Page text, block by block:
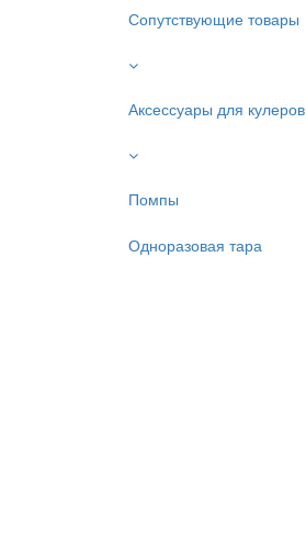
Сопутствующие товары
Аксессуары для кулеров
Помпы
Одноразовая тара